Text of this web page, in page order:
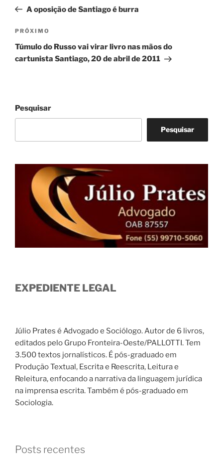
Post
anterior
A oposição de Santiago é burra
Próximo
post
PRÓXIMO
Túmulo do Russo vai virar livro nas mãos do
cartunista Santiago, 20 de abril de 2011
Pesquisar
Pesquisar
EXPEDIENTE LEGAL
Júlio Prates é Advogado e Sociólogo. Autor de 6 livros,
editados pelo Grupo Fronteira-Oeste/PALLOTTI. Tem
3.500 textos jornalísticos. É pós-graduado em
Produção Textual, Escrita e Reescrita, Leitura e
Releitura, enfocando a narrativa da linguagem jurídica
na imprensa escrita. Também é pós-graduado em
Sociologia.
Posts recentes